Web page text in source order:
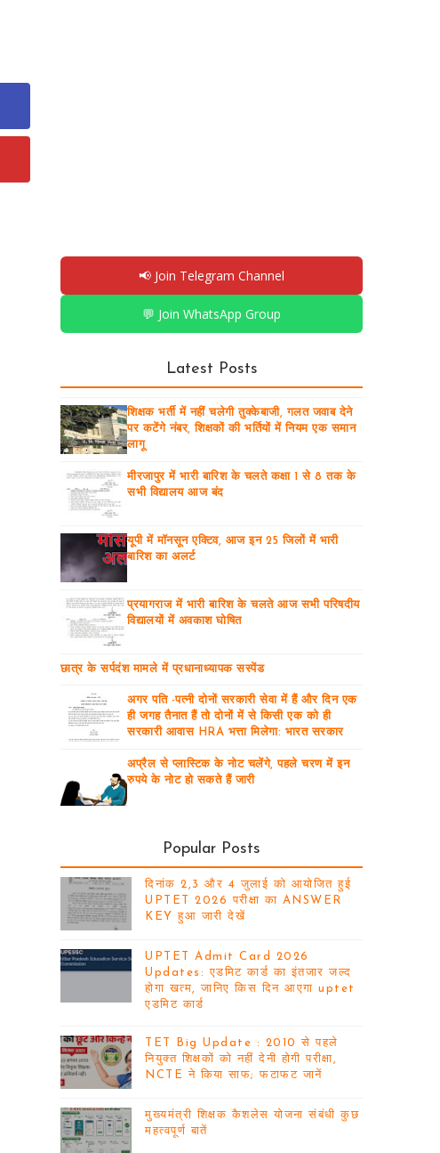
📢 Join Telegram Channel
💬 Join WhatsApp Group
Latest Posts
शिक्षक भर्ती में नहीं चलेगी तुक्केबाजी, गलत जवाब देने
पर कटेंगे नंबर, शिक्षकों की भर्तियों में नियम एक समान
लागू
मीरजापुर में भारी बारिश के चलते कक्षा 1 से 8 तक के
सभी विद्यालय आज बंद
यूपी में मॉनसून एक्टिव, आज इन 25 जिलों में भारी
बारिश का अलर्ट
प्रयागराज में भारी बारिश के चलते आज सभी परिषदीय
विद्यालयों में अवकाश घोषित
छात्र के सर्पदंश मामले में प्रधानाध्यापक सस्पेंड
अगर पति -पत्नी दोनों सरकारी सेवा में हैं और दिन एक
ही जगह तैनात हैं तो दोनों में से किसी एक को ही
सरकारी आवास HRA भत्ता मिलेगा: भारत सरकार
अप्रैल से प्लास्टिक के नोट चलेंगे, पहले चरण में इन
रुपये के नोट हो सकते हैं जारी
Popular Posts
दिनांक 2,3 और 4 जुलाई को आयोजित हुई
UPTET 2026 परीक्षा का ANSWER
KEY हुआ जारी देखें
UPTET Admit Card 2026
Updates: एडमिट कार्ड का इंतजार जल्द
होगा खत्म, जानिए किस दिन आएगा uptet
एडमिट कार्ड
TET Big Update : 2010 से पहले
नियुक्त शिक्षकों को नहीं देनी होगी परीक्षा,
NCTE ने किया साफ; फटाफट जानें
मुख्यमंत्री शिक्षक कैशलेस योजना संबंधी कुछ
महत्वपूर्ण बातें